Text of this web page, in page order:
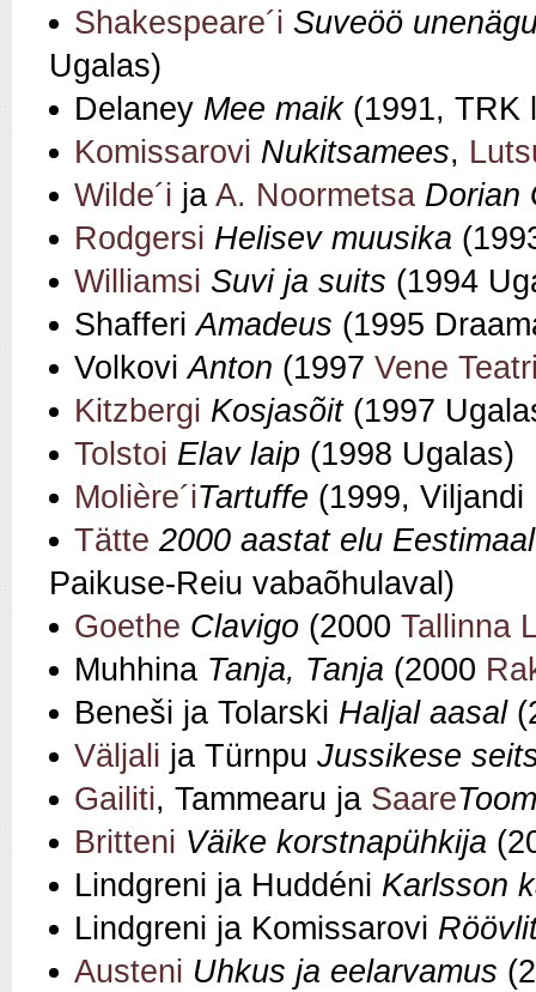
Shakespeare´i Suveöö
Ugalas)
Delaney Mee maik (1991, TRK
Komissarovi Nukitsamees,
Wilde´i ja A. Noormetsa Dorian
Rodgersi Helisev muusika
Williamsi Suvi ja suits (1994
ShafferiAmadeus (1995
VolkoviAnton (1997 Vene
Kitzbergi Kosjasõit (1997
Tolstoi Elav laip (1998 Ugalas)
Molière´iTartuffe (1999,
Tätte 2000 aastat elu
Paikuse-Reiu vabaõhulaval)
Goethe Clavigo (2000 Tallinna
Muhhina Tanja, Tanja (2000
Beneši ja Tolarski Haljal aasal
Väljali ja Türnpu Jussikese
Gailiti, Tammearu ja Saare
Britteni Väike korstnapühkija
Lindgreni ja Huddéni Karlsson
Lindgreni ja Komissarovi
Austeni Uhkus ja eelarvamus